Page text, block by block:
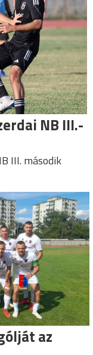
NB III.-
III. második
az